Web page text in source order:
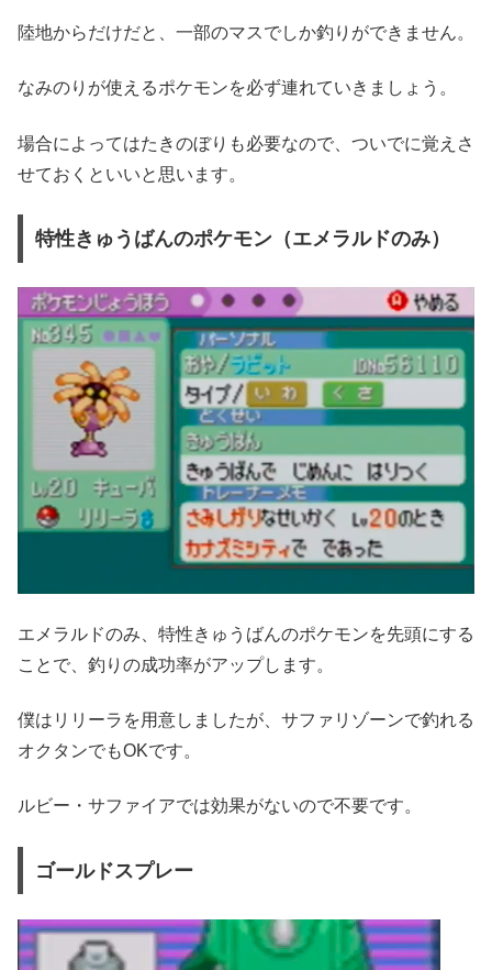
陸地からだけだと、一部のマスでしか釣りができません。
なみのりが使えるポケモンを必ず連れていきましょう。
場合によってはたきのぼりも必要なので、ついでに覚えさ
せておくといいと思います。
特性きゅうばんのポケモン（エメラルドのみ）
エメラルドのみ、特性きゅうばんのポケモンを先頭にする
ことで、釣りの成功率がアップします。
僕はリリーラを用意しましたが、サファリゾーンで釣れる
オクタンでもOKです。
ルビー・サファイアでは効果がないので不要です。
ゴールドスプレー